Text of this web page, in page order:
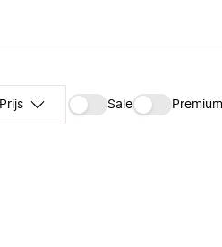
Prijs Sale